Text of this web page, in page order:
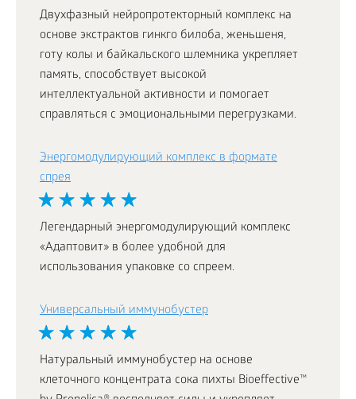
Двухфазный нейропротекторный комплекс на
основе экстрактов гинкго билоба, женьшеня,
готу колы и байкальского шлемника укрепляет
память, способствует высокой
интеллектуальной активности и помогает
справляться с эмоциональными перегрузками.
Энергомодулирующий комплекс в формате
спрея
Легендарный энергомодулирующий комплекс
«Адаптовит» в более удобной для
использования упаковке со спреем.
Универсальный иммунобустер
Натуральный иммунобустер на основе
клеточного концентрата сока пихты Bioeffective™